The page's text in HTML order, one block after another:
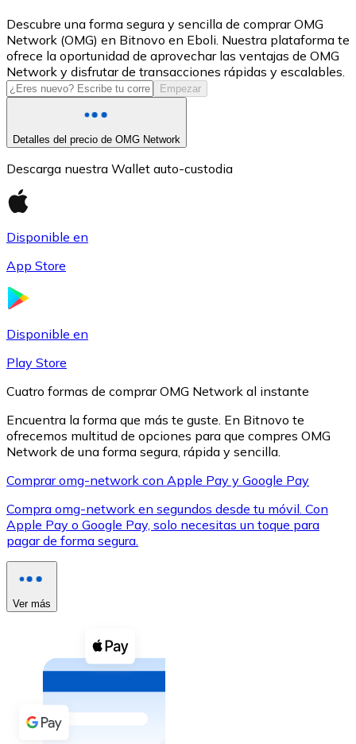
USD Coin
USDC
XRP
XRP
Efectivo
Comprar con efectivo
Transferencia SEPA
Añade fondos a tu cuenta Bitnovo o realiza compras
Descubre una forma segura y sencilla de comprar OMG
Network (OMG) en Bitnovo en Eboli. Nuestra plataforma te
ofrece la oportunidad de aprovechar las ventajas de OMG
Network y disfrutar de transacciones rápidas y escalables.
Empezar
Detalles del precio de OMG Network
Descarga nuestra Wallet auto-custodia
Disponible en
App Store
Disponible en
Play Store
Cuatro formas de comprar OMG Network al instante
Encuentra la forma que más te guste. En Bitnovo te
ofrecemos multitud de opciones para que compres OMG
Network de una forma segura, rápida y sencilla.
Comprar omg-network con Apple Pay y Google Pay
Compra omg-network en segundos desde tu móvil. Con
Apple Pay o Google Pay, solo necesitas un toque para
pagar de forma segura.
Ver más